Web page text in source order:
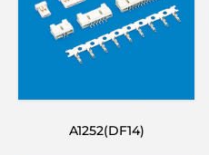
A1252(DF14)